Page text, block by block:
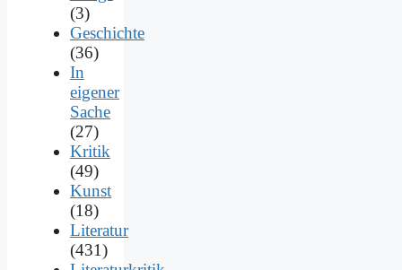
(3)
Geschichte
(36)
In
eigener
Sache
(27)
Kritik
(49)
Kunst
(18)
Literatur
(431)